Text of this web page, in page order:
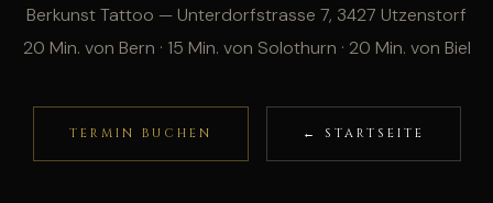
Berkunst Tattoo — Unterdorfstrasse 7, 3427 Utzenstorf
20 Min. von Bern · 15 Min. von Solothurn · 20 Min. von Biel
TERMIN BUCHEN ← STARTSEITE